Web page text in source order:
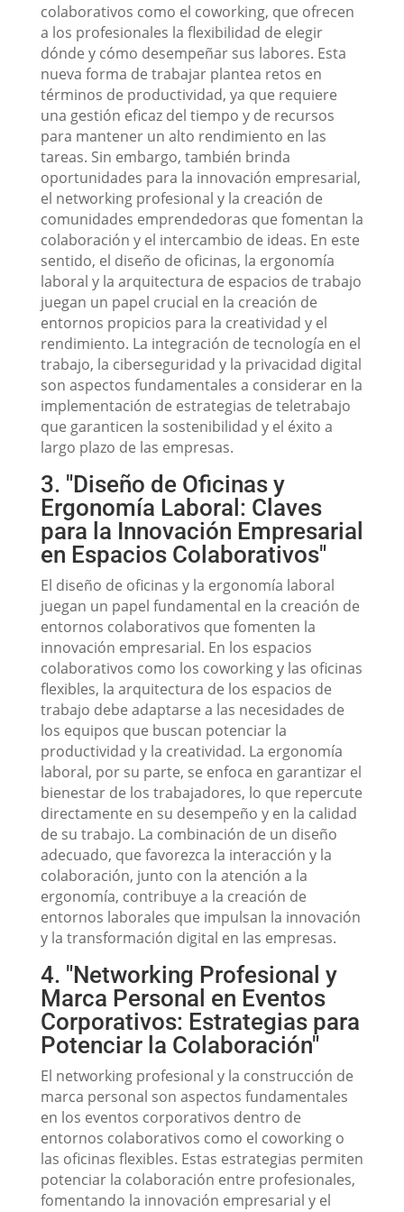
colaborativos como el coworking, que ofrecen
a los profesionales la flexibilidad de elegir
dónde y cómo desempeñar sus labores. Esta
nueva forma de trabajar plantea retos en
términos de productividad, ya que requiere
una gestión eficaz del tiempo y de recursos
para mantener un alto rendimiento en las
tareas. Sin embargo, también brinda
oportunidades para la innovación empresarial,
el networking profesional y la creación de
comunidades emprendedoras que fomentan la
colaboración y el intercambio de ideas. En este
sentido, el diseño de oficinas, la ergonomía
laboral y la arquitectura de espacios de trabajo
juegan un papel crucial en la creación de
entornos propicios para la creatividad y el
rendimiento. La integración de tecnología en el
trabajo, la ciberseguridad y la privacidad digital
son aspectos fundamentales a considerar en la
implementación de estrategias de teletrabajo
que garanticen la sostenibilidad y el éxito a
largo plazo de las empresas.
3. "Diseño de Oficinas y
Ergonomía Laboral: Claves
para la Innovación Empresarial
en Espacios Colaborativos"
El diseño de oficinas y la ergonomía laboral
juegan un papel fundamental en la creación de
entornos colaborativos que fomenten la
innovación empresarial. En los espacios
colaborativos como los coworking y las oficinas
flexibles, la arquitectura de los espacios de
trabajo debe adaptarse a las necesidades de
los equipos que buscan potenciar la
productividad y la creatividad. La ergonomía
laboral, por su parte, se enfoca en garantizar el
bienestar de los trabajadores, lo que repercute
directamente en su desempeño y en la calidad
de su trabajo. La combinación de un diseño
adecuado, que favorezca la interacción y la
colaboración, junto con la atención a la
ergonomía, contribuye a la creación de
entornos laborales que impulsan la innovación
y la transformación digital en las empresas.
4. "Networking Profesional y
Marca Personal en Eventos
Corporativos: Estrategias para
Potenciar la Colaboración"
El networking profesional y la construcción de
marca personal son aspectos fundamentales
en los eventos corporativos dentro de
entornos colaborativos como el coworking o
las oficinas flexibles. Estas estrategias permiten
potenciar la colaboración entre profesionales,
fomentando la innovación empresarial y el